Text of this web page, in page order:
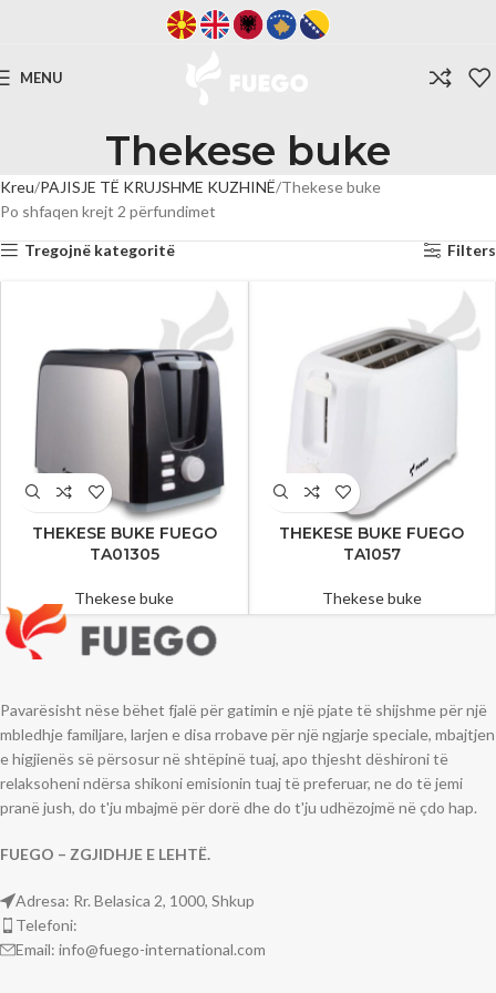
MENU
Thekese buke
Kreu PAJISJE TË KRUJSHME KUZHINË Thekese buke
Po shfaqen krejt 2 përfundimet
Tregojnë kategoritë Filters
THEKESE BUKE FUEGO
TA01305
Thekese buke
THEKESE BUKE FUEGO
TA1057
Thekese buke
Pavarësisht nëse bëhet fjalë për gatimin e një pjate të shijshme për një
mbledhje familjare, larjen e disa rrobave për një ngjarje speciale, mbajtjen
e higjienës së përsosur në shtëpinë tuaj, apo thjesht dëshironi të
relaksoheni ndërsa shikoni emisionin tuaj të preferuar, ne do të jemi
pranë jush, do t'ju mbajmë për dorë dhe do t'ju udhëzojmë në çdo hap.
FUEGO – ZGJIDHJE E LEHTË.
Adresa: Rr. Belasica 2, 1000, Shkup
Telefoni:
Email: info@fuego-international.com